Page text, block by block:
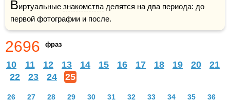
Виртуальные знакомства делятся на два периода: до
первой фотографии и после.
2696 фраз
10 11 12 13 14 15 16 17 18 19 20
21
22
23 24 25
26 27 28 29 30 31 32 33 34 35 36